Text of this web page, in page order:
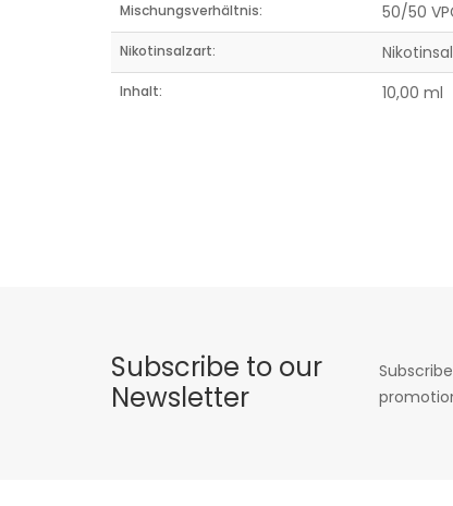
Mischungsverhältnis: 50/50
Nikotinsalzart:
Inhalt: 10,00 ml
Subscribe to our
Newsletter